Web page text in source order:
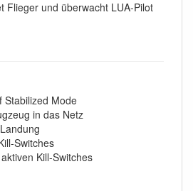
Flieger und überwacht LUA-Pilot
Stabilized Mode
in das Netz
Switches
Kill-Switches